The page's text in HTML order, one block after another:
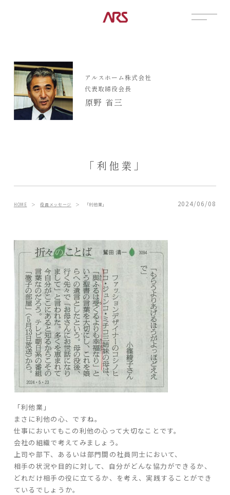
展示場
見学会
資料請求
ARS HOMEとは
- ARS WAY
- 設計コンセプト
- 商品コンセプト
デザイン
- 空間デザイン
- 内観デザイン
- 生活デザイン
- 外構デザイン
性能
- 高断熱性能
- 高耐震性能
- 高耐久性能
- 保証
家づくりの流れ
POSTS
お知らせ
アルスホーム株式会社
代表取締役会長
原野 省三
「利他業」
HOME ＞役員メッセージ ＞ 「利他業」 2024/06/08
「利他業」
まさに利他の心、ですね。
仕事においてもこの利他の心って大切なことです。
会社の組織で考えてみましょう。
上司や部下、あるいは部門間の社員同士において、
相手の状況や目的に対して、自分がどんな協力ができるか、
どれだけ相手の役に立てるか、を考え、実践することができ
ているでしょうか。